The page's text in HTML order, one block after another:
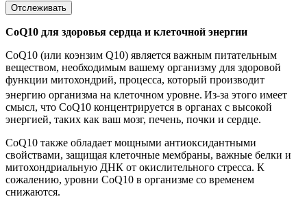
Отслеживать
CoQ10 для здоровья сердца и клеточной энергии
CoQ10 (или коэнзим Q10) является важным питательным
веществом, необходимым вашему организму для здоровой
функции митохондрий, процесса, который производит
энергию организма на клеточном уровне. Из-за этого имеет
смысл, что CoQ10 концентрируется в органах с высокой
энергией, таких как ваш мозг, печень, почки и сердце.
CoQ10 также обладает мощными антиоксидантными
свойствами, защищая клеточные мембраны, важные белки и
митохондриальную ДНК от окислительного стресса. К
сожалению, уровни CoQ10 в организме со временем
снижаются.